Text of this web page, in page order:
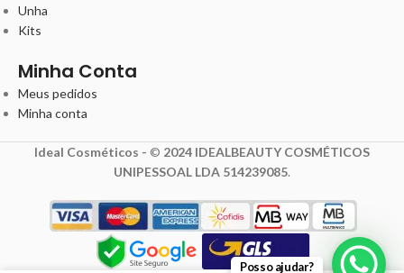
Unha
Kits
Minha Conta
Meus pedidos
Minha conta
Ideal Cosméticos - © 2024 IDEALBEAUTY COSMÉTICOS
UNIPESSOAL LDA 514239085.
11,00 8,25€ Posso ajudar?